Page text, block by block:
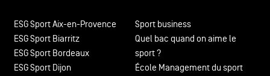
ESG Sport Aix-en-Provence
ESG Sport Biarritz
ESG Sport Bordeaux
ESG Sport Dijon
Sport business
Quel bac quand on aime le
sport ?
École Management du sport